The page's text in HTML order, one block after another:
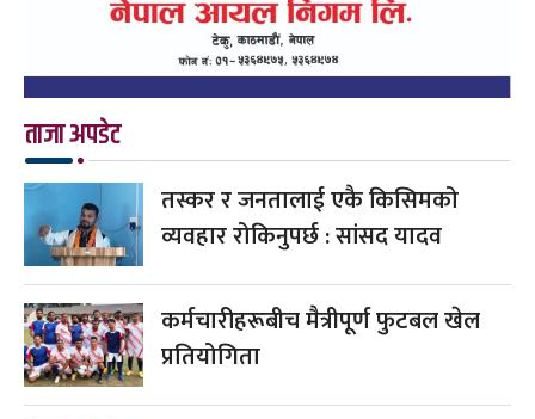
ताजा अपडेट
तस्कर र जनतालाई एकै किसिमको
व्यवहार रोकिनुपर्छ : सांसद यादव
कर्मचारीहरूबीच मैत्रीपूर्ण फुटबल खेल
प्रतियोगिता